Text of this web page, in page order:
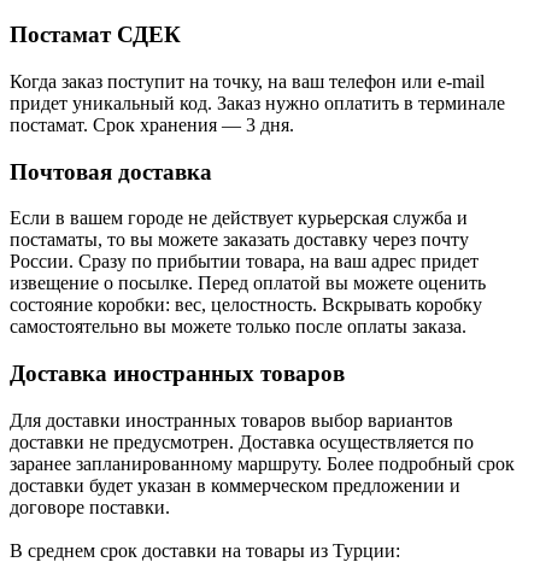
Постамат СДЕК
Когда заказ поступит на точку, на ваш телефон или e-mail
придет уникальный код. Заказ нужно оплатить в терминале
постамат. Срок хранения — 3 дня.
Почтовая доставка
Если в вашем городе не действует курьерская служба и
постаматы, то вы можете заказать доставку через почту
России. Сразу по прибытии товара, на ваш адрес придет
извещение о посылке. Перед оплатой вы можете оценить
состояние коробки: вес, целостность. Вскрывать коробку
самостоятельно вы можете только после оплаты заказа.
Доставка иностранных товаров
Для доставки иностранных товаров выбор вариантов
доставки не предусмотрен. Доставка осуществляется по
заранее запланированному маршруту. Более подробный срок
доставки будет указан в коммерческом предложении и
договоре поставки.
В среднем срок доставки на товары из Турции: